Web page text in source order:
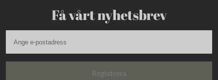
Få vårt nyhetsbrev
Registrera